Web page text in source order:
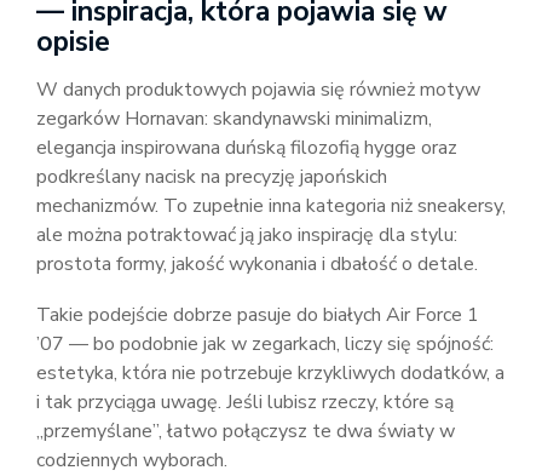
— inspiracja, która pojawia się w
opisie
W danych produktowych pojawia się również motyw
zegarków Hornavan: skandynawski minimalizm,
elegancja inspirowana duńską filozofią hygge oraz
podkreślany nacisk na precyzję japońskich
mechanizmów. To zupełnie inna kategoria niż sneakersy,
ale można potraktować ją jako inspirację dla stylu:
prostota formy, jakość wykonania i dbałość o detale.
Takie podejście dobrze pasuje do białych Air Force 1
’07 — bo podobnie jak w zegarkach, liczy się spójność:
estetyka, która nie potrzebuje krzykliwych dodatków, a
i tak przyciąga uwagę. Jeśli lubisz rzeczy, które są
„przemyślane”, łatwo połączysz te dwa światy w
codziennych wyborach.